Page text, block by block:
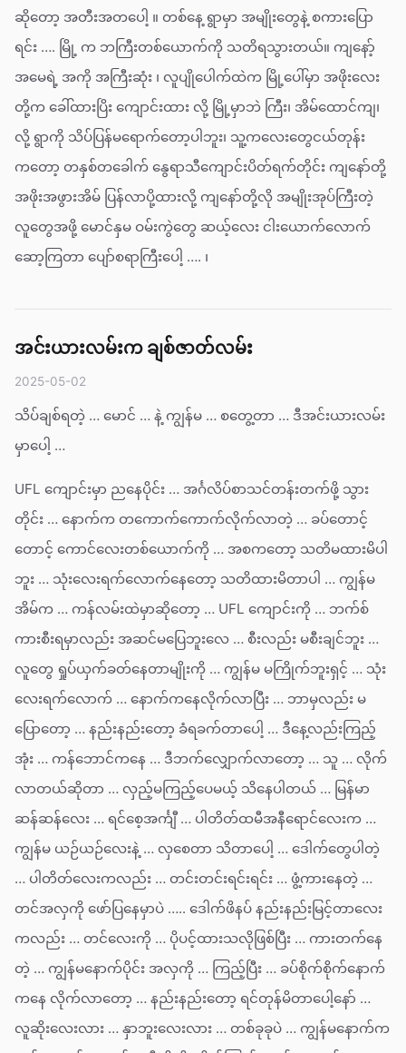
ဆိုတော့ အတီးအတပေါ့ ။ တစ်နေ့ ရွာမှာ အမျိုးတွေနဲ့ စကားပြော
ရင်း …. မြို့ က ဘကြီးတစ်ယောက်ကို သတိရသွားတယ်။ ကျနော့်
အမေရဲ့ အကို အကြီးဆုံး ၊ လူပျိုပေါက်ထဲက မြို့ပေါ်မှာ အဖိုးလေး
တို့က ခေါ်ထားပြိး ကျောင်းထား လို့ မြို့မှာဘဲ ကြီး၊ အိမ်ထောင်ကျ၊
လို့ ရွာကို သိပ်ပြန်မရောက်တော့ပါဘူး၊ သူ့ကလေးတွေငယ်တုန်း
ကတော့ တနှစ်တခေါက် နွေရာသီကျောင်းပိတ်ရက်တိုင်း ကျနော်တို့
အဖိုးအဖွားအိမ် ပြန်လာပို့ထားလို့ ကျနော်တို့လို အမျိုးအုပ်ကြီးတဲ့
လူတွေအဖို့ မောင်နှမ ဝမ်းကွဲတွေ ဆယ့်လေး ငါးယောက်လောက်
ဆော့ကြတာ ပျော်စရာကြီးပေါ့ …. ၊
အင်းယားလမ်းက ချစ်ဇာတ်လမ်း
2025-05-02
သိပ်ချစ်ရတဲ့ … မောင် … နဲ့ ကျွန်မ … စတွေ့တာ … ဒီအင်းယားလမ်း
မှာပေါ့ …
UFL ကျောင်းမှာ ညနေပိုင်း … အင်္ဂလိပ်စာသင်တန်းတက်ဖို့ သွား
တိုင်း … နောက်က တကောက်ကောက်လိုက်လာတဲ့ … ခပ်တောင့်
တောင့် ကောင်လေးတစ်ယောက်ကို … အစကတော့ သတိမထားမိပါ
ဘူး … သုံးလေးရက်လောက်နေတော့ သတိထားမိတာပါ … ကျွန်မ
အိမ်က … ကန်လမ်းထဲမှာဆိုတော့ … UFL ကျောင်းကို … ဘက်စ်
ကားစီးရမှာလည်း အဆင်မပြေဘူးလေ … စီးလည်း မစီးချင်ဘူး …
လူတွေ ရှုပ်ယှက်ခတ်နေတာမျိုးကို … ကျွန်မ မကြိုက်ဘူးရှင့် … သုံး
လေးရက်လောက် … နောက်ကနေလိုက်လာပြီး … ဘာမှလည်း မ
ပြောတော့ … နည်းနည်းတော့ ခံရခက်တာပေါ့ … ဒီနေ့လည်းကြည့်
အုံး … ကန်ဘောင်ကနေ … ဒီဘက်လျှောက်လာတော့ … သူ … လိုက်
လာတယ်ဆိုတာ … လှည့်မကြည့်ပေမယ့် သိနေပါတယ် … မြန်မာ
ဆန်ဆန်လေး … ရင်စေ့အင်္ကျီ … ပါတိတ်ထမီအနီရောင်လေးက …
ကျွန်မ ယဉ်ယဉ်လေးနဲ့ … လှစေတာ သိတာပေါ့ … ဒေါက်တွေပါတဲ့
… ပါတိတ်လေးကလည်း … တင်းတင်းရင်းရင်း … ဖွံ့ကားနေတဲ့ …
တင်အလှကို ဖော်ပြနေမှာပဲ ….. ဒေါက်ဖိနပ် နည်းနည်းမြင့်တာလေး
ကလည်း … တင်လေးကို … ပိုပင့်ထားသလိုဖြစ်ပြီး … ကားတက်နေ
တဲ့ … ကျွန်မနောက်ပိုင်း အလှကို … ကြည့်ပြီး … ခပ်စိုက်စိုက်နောက်
ကနေ လိုက်လာတော့ … နည်းနည်းတော့ ရင်တုန်မိတာပေါ့နော် …
လူဆိုးလေးလား … နှာဘူးလေးလား … တစ်ခုခုပဲ … ကျွန်မနောက်က